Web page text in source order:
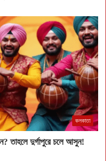
কলকাতা
তাহলে দুর্গাপুরে চলে আসুন!